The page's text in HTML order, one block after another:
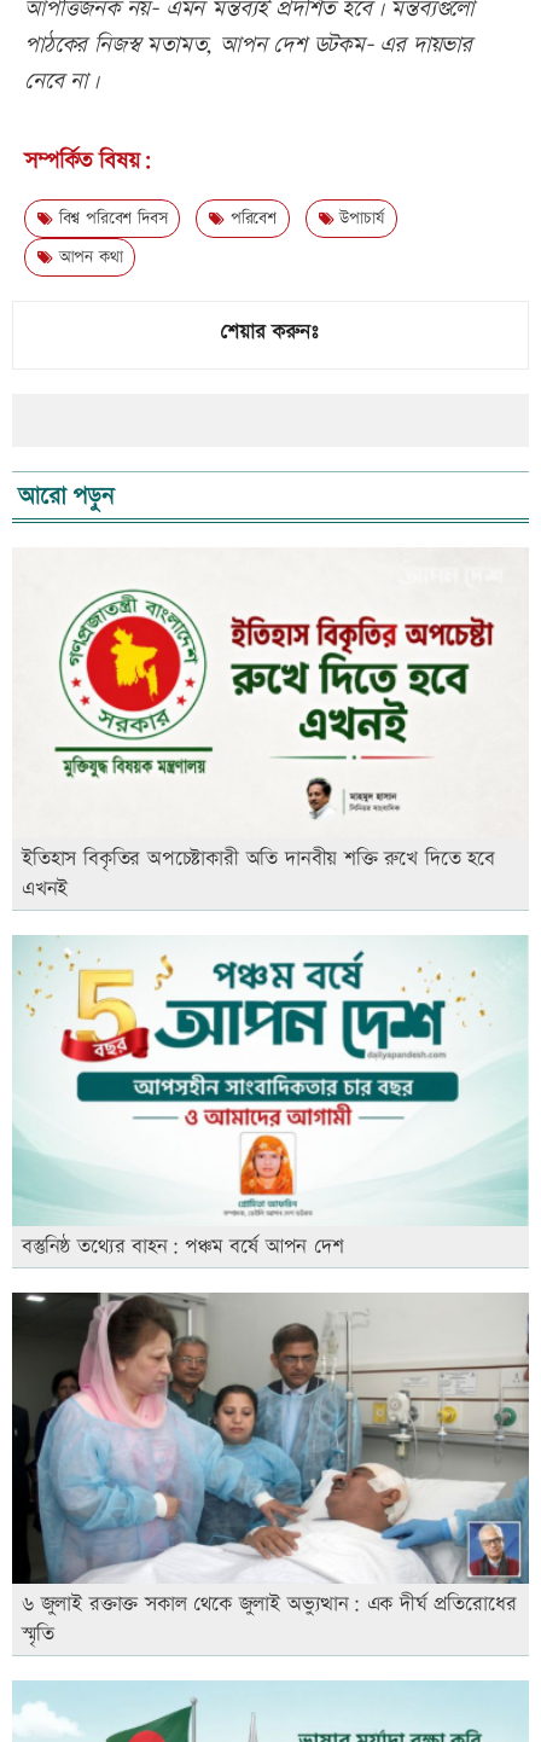
আপত্তিজনক নয়- এমন মন্তব্যই প্রদর্শিত হবে। মন্তব্যগুলো
পাঠকের নিজস্ব মতামত, আপন দেশ ডটকম- এর দায়ভার
নেবে না।
সম্পর্কিত বিষয়:
বিশ্ব পরিবেশ দিবস পরিবেশ
উপাচার্য
আপন কথা
শেয়ার করুনঃ
আরো পড়ুন
ইতিহাস বিকৃতির অপচেষ্টাকারী অতি দানবীয় শক্তি রুখে দিতে হবে
এখনই
বস্তুনিষ্ঠ তথ্যের বাহন: পঞ্চম বর্ষে আপন দেশ
৬ জুলাই রক্তাক্ত সকাল থেকে জুলাই অভ্যুত্থান: এক দীর্ঘ প্রতিরোধের
স্মৃতি